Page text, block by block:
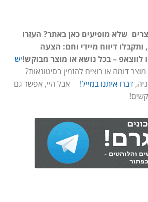
שלא מופיעים כאן באתר? העזרו
ותקבלו דיווח מיידי וחם: הצעה
לווצאפ – בכל נושא או מוצר מבוקש!יש
דומה או רוצים להזמין בסיטונאות?
דברו איתנו במייל! אבל היי, אפשר גם